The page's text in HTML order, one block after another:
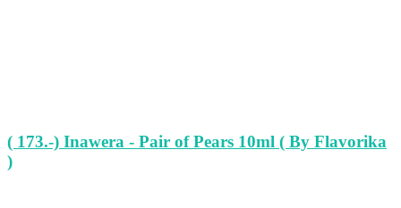
( 173.-) Inawera - Pair of Pears 10ml ( By Flavorika
)